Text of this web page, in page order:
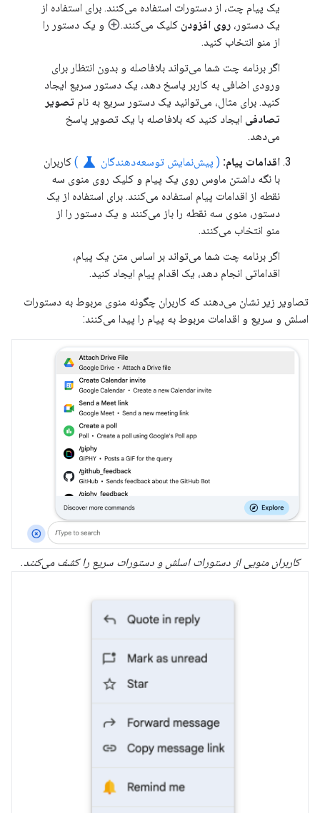
یک پیام چت، از دستورات استفاده می‌کنند. برای استفاده از
یک دستور، روی افزودن کلیک می‌کنند.
و یک دستور را
از منو انتخاب کنید.
اگر برنامه چت شما می‌تواند بلافاصله و بدون انتظار برای
ورودی اضافی به کاربر پاسخ دهد، یک دستور سریع ایجاد
کنید. برای مثال، می‌توانید یک دستور سریع به نام تصویر
تصادفی ایجاد کنید که بلافاصله با یک تصویر پاسخ
می‌دهد.
اقدامات پیام: ( پیش‌نمایش توسعه‌دهندگان science
) کاربران
با نگه داشتن ماوس روی یک پیام و کلیک روی منوی سه
نقطه از اقدامات پیام استفاده می‌کنند. برای استفاده از یک
دستور، منوی سه نقطه را باز می‌کنند و یک دستور را از
منو انتخاب می‌کنند.
اگر برنامه چت شما می‌تواند بر اساس متن یک پیام،
اقداماتی انجام دهد، یک اقدام پیام ایجاد کنید.
تصاویر زیر نشان می‌دهند که کاربران چگونه منوی مربوط به دستورات
اسلش و سریع و اقدامات مربوط به پیام را پیدا می‌کنند:
کاربران منویی از دستورات اسلش و دستورات سریع را کشف می‌کنند.